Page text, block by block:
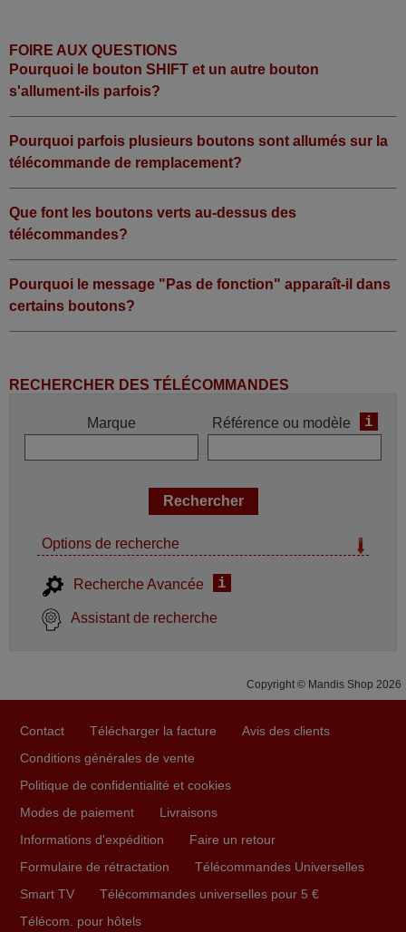
FOIRE AUX QUESTIONS
Pourquoi le bouton SHIFT et un autre bouton
s'allument-ils parfois?
Pourquoi parfois plusieurs boutons sont allumés sur la
télécommande de remplacement?
Que font les boutons verts au-dessus des
télécommandes?
Pourquoi le message "Pas de fonction" apparaît-il dans
certains boutons?
RECHERCHER DES TÉLÉCOMMANDES
Marque Référence ou modèle i
Options de recherche
Recherche Avancée i
Assistant de recherche
Copyright © Mandis Shop 2026
Contact Télécharger la facture
Avis des clients
Conditions générales de vente
Politique de confidentialité et cookies
Modes de paiement
Livraisons
Informations d'expédition
Faire un retour
Formulaire de rétractation
Télécommandes Universelles
Smart TV
Télécommandes universelles pour 5 €
Télécom. pour hôtels